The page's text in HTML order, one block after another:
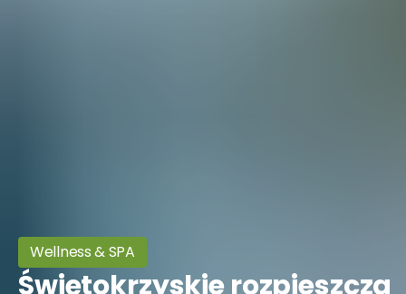
Wellness & SPA
Świętokrzyskie rozpieszcza